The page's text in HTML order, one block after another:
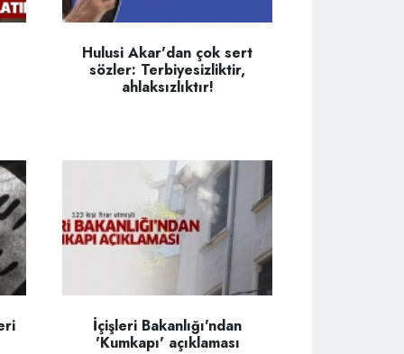
Hulusi Akar'dan çok sert
sözler: Terbiyesizliktir,
ahlaksızlıktır!
İçişleri Bakanlığı'ndan
'Kumkapı' açıklaması